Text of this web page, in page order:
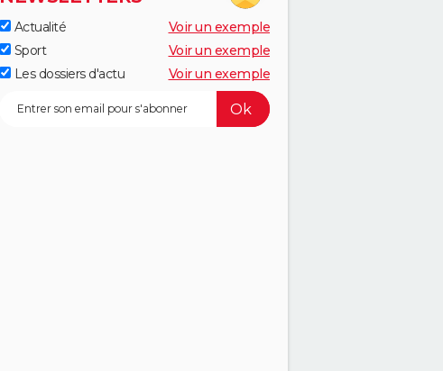
Actualité
Voir un exemple
Sport
Voir un exemple
Les dossiers d'actu
Voir un exemple